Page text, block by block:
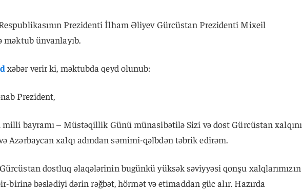
Prezidenti İlham Əliyev Gürcüstan Prezidenti Mixeil
məktub ünvanlayıb.
xəbər verir ki, məktubda qeyd olunub:
Prezident,
milli bayramı – Müstəqillik Günü münasibətilə Sizi və dost Gürcüstan xalqını
Azərbaycan xalqı adından səmimi-qəlbdən təbrik edirəm.
dostluq əlaqələrinin bugünkü yüksək səviyyəsi qonşu xalqlarımızın
birinə bəslədiyi dərin rəğbət, hörmət və etimaddan güc alır. Hazırda